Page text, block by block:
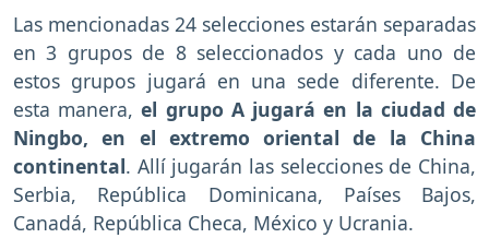
Las mencionadas 24 selecciones estarán separadas
en 3 grupos de 8 seleccionados y cada uno de
estos grupos jugará en una sede diferente. De
esta manera,el grupo A jugará en la ciudad de
Ningbo, en el extremo oriental de la China
continental. Allí jugarán las selecciones de China,
Serbia, República Dominicana, Países Bajos,
Canadá, República Checa, México y Ucrania.